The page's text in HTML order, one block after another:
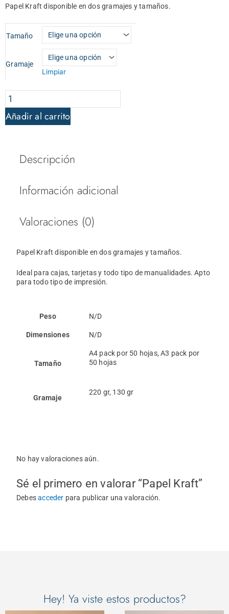
Papel Kraft disponible en dos gramajes y tamaños.
Tamaño
Gramaje
Limpiar
Kraft
Añadir al carrito
Descripción
Información adicional
Valoraciones (0)
Papel Kraft disponible en dos gramajes y tamaños.
Ideal para cajas, tarjetas y todo tipo de manualidades. Apto
para todo tipo de impresión.
Peso N/D
Dimensiones N/D
Tamaño
A4 pack por 50 hojas, A3 pack por
50 hojas
Gramaje
220 gr, 130 gr
No hay valoraciones aún.
Sé el primero en valorar “Papel Kraft”
Debesacceder para publicar una valoración.
Hey! Ya viste estos productos?